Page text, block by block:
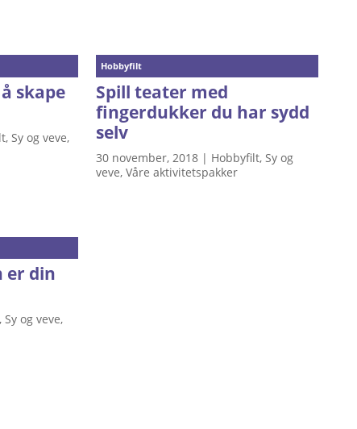
skape
,Sy og veve,
Hobbyfilt
Spill teater med
fingerdukker du har sydd
selv
30 november, 2018| Hobbyfilt, Sy og
veve, Våre aktivitetspakker
er din
,Sy og veve,